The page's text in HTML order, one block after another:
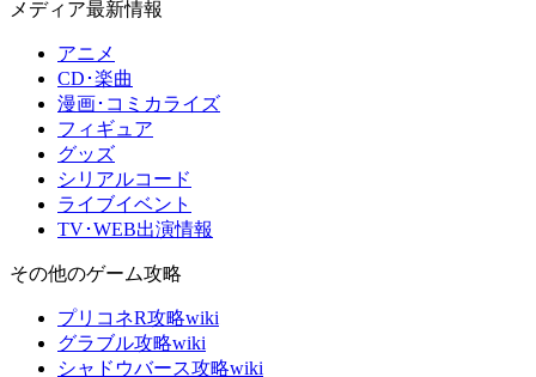
メディア最新情報
アニメ
CD･楽曲
漫画･コミカライズ
フィギュア
グッズ
シリアルコード
ライブイベント
TV･WEB出演情報
その他のゲーム攻略
プリコネR攻略wiki
グラブル攻略wiki
シャドウバース攻略wiki